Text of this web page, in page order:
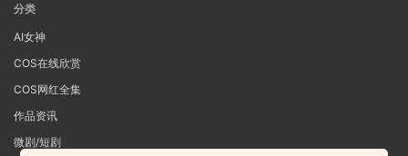
分类
AI女神
COS在线欣赏
COS网红全集
作品资讯
微剧/短剧